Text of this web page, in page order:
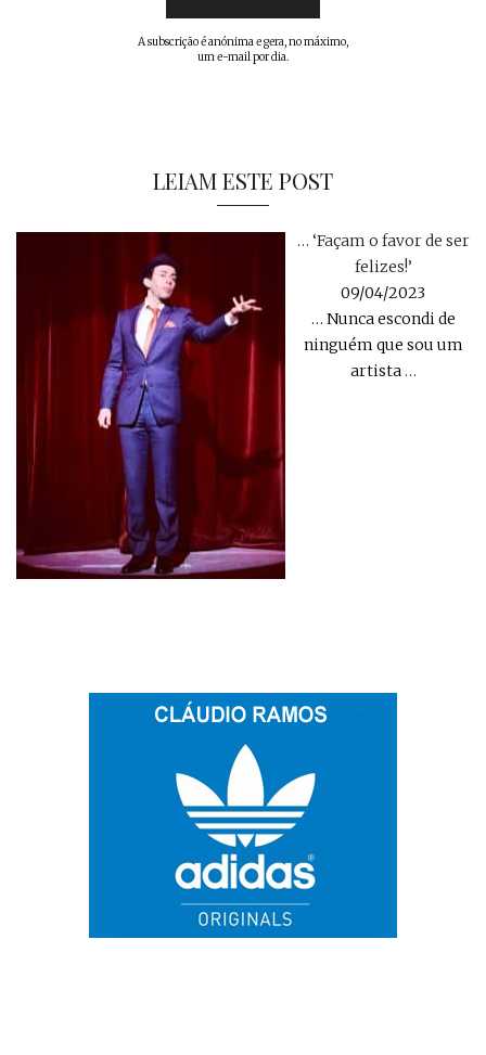
A subscrição é anónima e gera, no máximo,
um e-mail por dia.
LEIAM ESTE POST
… ‘Façam o favor de ser
felizes!’
09/04/2023
… Nunca escondi de
ninguém que sou um
artista …